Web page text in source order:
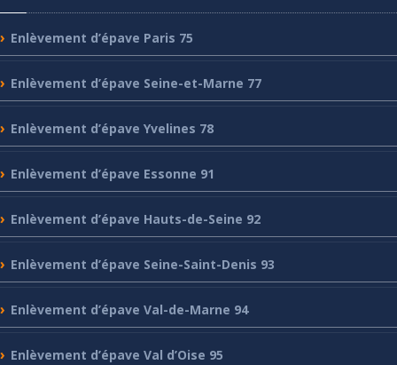
Enlèvement d’épave Paris 75
Enlèvement d’épave Seine-et-Marne 77
Enlèvement d’épave Yvelines 78
Enlèvement d’épave Essonne 91
Enlèvement d’épave Hauts-de-Seine 92
Enlèvement d’épave Seine-Saint-Denis 93
Enlèvement d’épave Val-de-Marne 94
Enlèvement d’épave Val d’Oise 95